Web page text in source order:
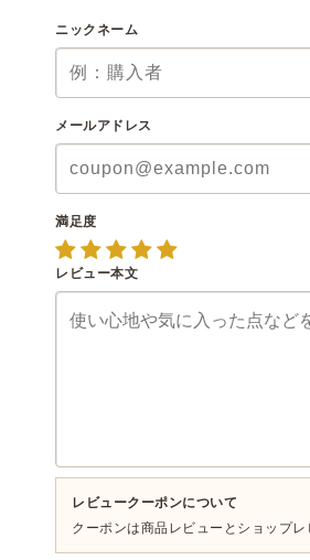
ニックネーム
メールアドレス
満足度
レビュー本文
レビュークーポンについて
クーポンは商品レビューとショップ